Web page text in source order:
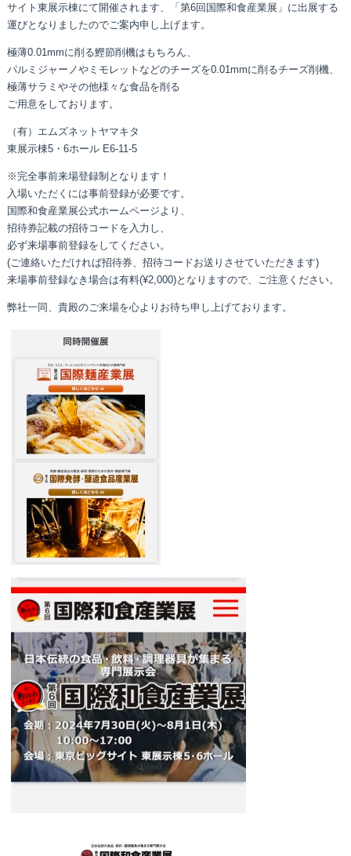
サイト東展示棟にて開催されます、「第6回国際和食産業展」に出展する
運びとなりましたのでご案内申し上げます。
極薄0.01mmに削る鰹節削機はもちろん、
パルミジャーノやミモレットなどのチーズを0.01mmに削るチーズ削機、
極薄サラミやその他様々な食品を削る
ご用意をしております。
（有）エムズネットヤマキタ
東展示棟5・6ホール E6-11-5
※完全事前来場登録制となります！
入場いただくには事前登録が必要です。
国際和食産業展公式ホームページより、
招待券記載の招待コードを入力し、
必ず来場事前登録をしてください。
(ご連絡いただければ招待券、招待コードお送りさせていただきます)
来場事前登録なき場合は有料(¥2,000)となりますので、ご注意ください。
弊社一同、貴殿のご来場を心よりお待ち申し上げております。